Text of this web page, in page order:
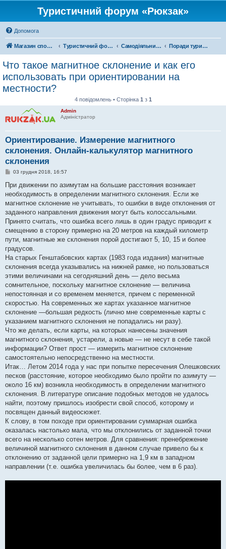
Туристичний форум «Рюкзак»
Допомога
Магазин спорядження Туристичний форум «Рюкзак» Самодіяльний туризм Поради туристам
Что такое магнитное склонение и как его
использовать при ориентировании на
местности?
4 повідомлень • Сторінка 1 з 1
Admin
Адміністратор
Ориентирование. Измерение магнитного
склонения. Онлайн-калькулятор магнитного
склонения
П
в
д
о
л
е
н
я
03 грудня 2018, 16:57
При движении по азимутам на большие расстояния возникает
необходимость в определении магнитного склонения. Если же
магнитное склонение не учитывать, то ошибки в виде отклонения от
заданного направления движения могут быть колоссальными.
Принято считать, что ошибка всего лишь в один градус приводит к
смещению в сторону примерно на 20 метров на каждый километр
пути, магнитные же склонения порой достигают 5, 10, 15 и более
градусов.
На старых Генштабовских картах (1983 года издания) магнитные
склонения всегда указывались на нижней рамке, но пользоваться
этими величинами на сегодняшний день — дело весьма
сомнительное, поскольку магнитное склонение — величина
непостоянная и со временем меняется, причем с переменной
скоростью. На современных же картах указанное магнитное
склонение —большая редкость (лично мне современные карты с
указанием магнитного склонения не попадались ни разу).
Что же делать, если карты, на которых нанесены значения
магнитного склонения, устарели, а новые — не несут в себе такой
информации? Ответ прост — измерить магнитное склонение
самостоятельно непосредственно на местности.
Итак… Летом 2014 года у нас при попытке пересечения Олешковских
песков (расстояние, которое необходимо было пройти по азимуту —
около 16 км) возникла необходимость в определении магнитного
склонения. В литературе описание подобных методов не удалось
найти, поэтому пришлось изобрести свой способ, которому и
посвящен данный видеосюжет.
К слову, в том походе при ориентировании суммарная ошибка
оказалась настолько мала, что мы отклонились от заданной точки
всего на несколько сотен метров. Для сравнения: пренебрежение
величиной магнитного склонения в данном случае привело бы к
отклонению от заданной цели примерно на 1,9 км в западном
направлении (т.е. ошибка увеличилась бы более, чем в 6 раз).